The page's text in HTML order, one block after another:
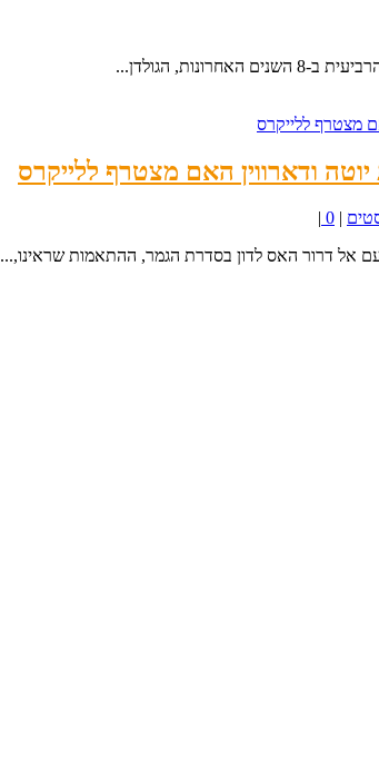
ודארווין האם מצטרף ללייקרס
0
אל דרור האס לדון בסדרת הגמר, ההתאמות שראינו,...